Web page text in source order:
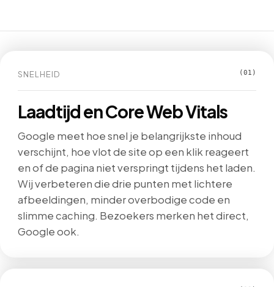
SNELHEID (01)
Laadtijd en Core Web Vitals
Google meet hoe snel je belangrijkste inhoud
verschijnt, hoe vlot de site op een klik reageert
en of de pagina niet verspringt tijdens het laden.
Wij verbeteren die drie punten met lichtere
afbeeldingen, minder overbodige code en
slimme caching. Bezoekers merken het direct,
Google ook.